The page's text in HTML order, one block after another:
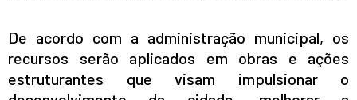
De acordo com a administração municipal, os
recursos serão aplicados em obras e ações
estruturantes que visam impulsionar o